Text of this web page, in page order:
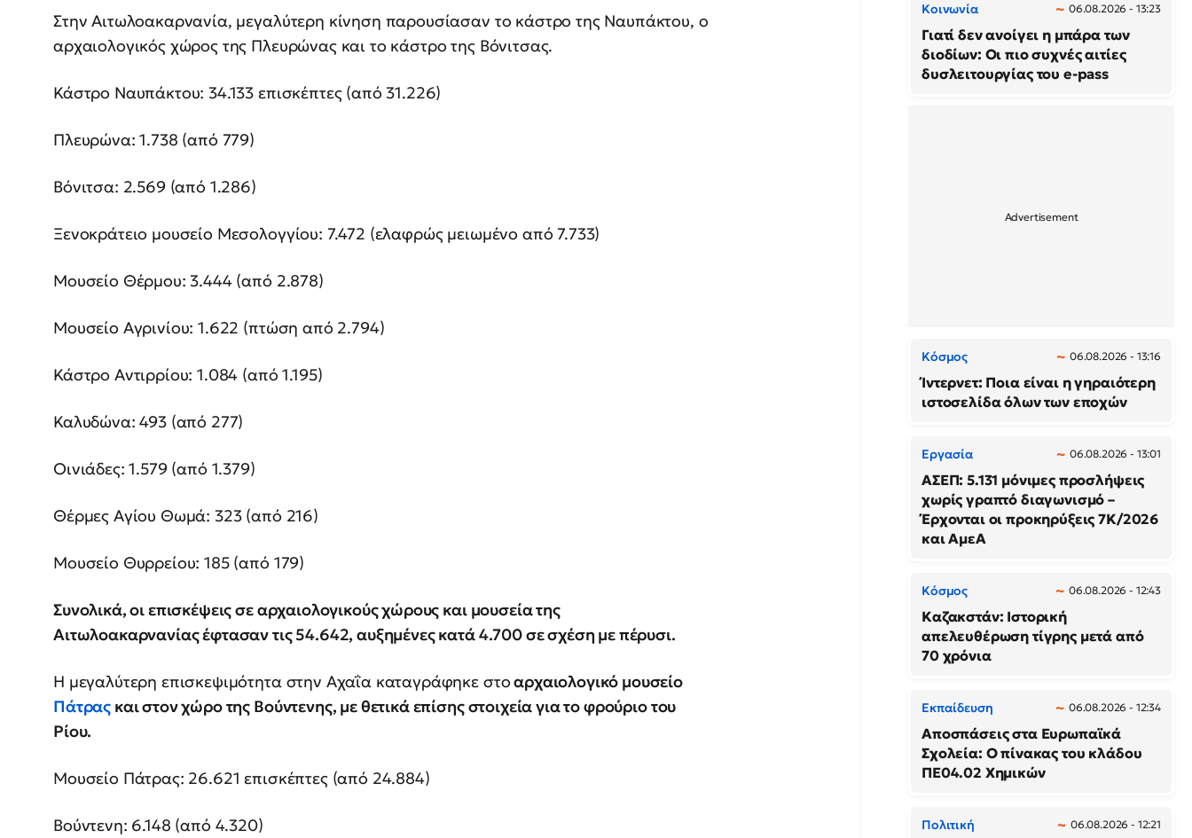
Στην Αιτωλοακαρνανία, μεγαλύτερη κίνηση παρουσίασαν το κάστρο της Ναυπάκτου, ο
αρχαιολογικός χώρος της Πλευρώνας και το κάστρο της Βόνιτσας.
Κάστρο Ναυπάκτου: 34.133 επισκέπτες (από 31.226)
Πλευρώνα: 1.738 (από 779)
Βόνιτσα: 2.569 (από 1.286)
Ξενοκράτειο μουσείο Μεσολογγίου: 7.472 (ελαφρώς μειωμένο από 7.733)
Μουσείο Θέρμου: 3.444 (από 2.878)
Μουσείο Αγρινίου: 1.622 (πτώση από 2.794)
Κάστρο Αντιρρίου: 1.084 (από 1.195)
Καλυδώνα: 493 (από 277)
Οινιάδες: 1.579 (από 1.379)
Θέρμες Αγίου Θωμά: 323 (από 216)
Μουσείο Θυρρείου: 185 (από 179)
Συνολικά, οι επισκέψεις σε αρχαιολογικούς χώρους και μουσεία της
Αιτωλοακαρνανίας έφτασαν τις 54.642, αυξημένες κατά 4.700 σε σχέση με πέρυσι.
Η μεγαλύτερη επισκεψιμότητα στην Αχαΐα καταγράφηκε στοαρχαιολογικό μουσείο
Πάτρας και στον χώρο της Βούντενης, με θετικά επίσης στοιχεία για το φρούριο του
Ρίου.
Μουσείο Πάτρας: 26.621 επισκέπτες (από 24.884)
Βούντενη: 6.148 (από 4.320)
Κοινωνία 06.08.2026 - 13:23
Γιατί δεν ανοίγει η μπάρα των
διοδίων: Οι πιο συχνές αιτίες
δυσλειτουργίας του e-pass
Κόσμος 06.08.2026 - 13:16
Ίντερνετ: Ποια είναι η γηραιότερη
ιστοσελίδα όλων των εποχών
Εργασία 06.08.2026 - 13:01
ΑΣΕΠ: 5.131 μόνιμες προσλήψεις
χωρίς γραπτό διαγωνισμό –
Έρχονται οι προκηρύξεις 7Κ/2026
και ΑμεΑ
Κόσμος 06.08.2026 - 12:43
Καζακστάν: Ιστορική
απελευθέρωση τίγρης μετά από
70 χρόνια
Εκπαίδευση 06.08.2026 - 12:34
Αποσπάσεις στα Ευρωπαϊκά
Σχολεία: Ο πίνακας του κλάδου
ΠΕ04.02 Χημικών
Πολιτική 06.08.2026 - 12:21